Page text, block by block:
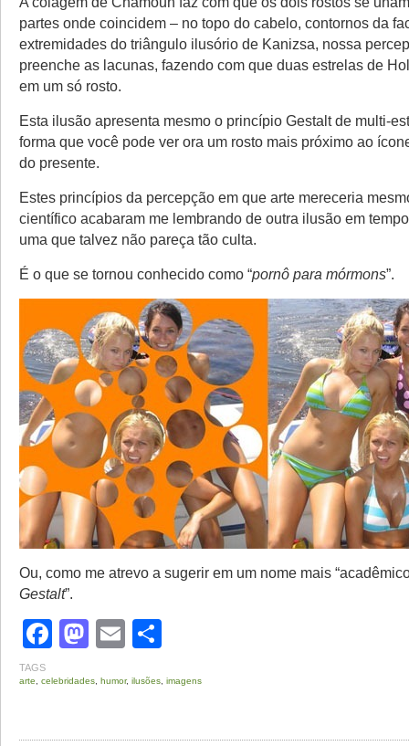
partes onde coincidem – no topo do cabelo, contornos da
extremidades do triângulo ilusório de Kanizsa, nossa
preenche as lacunas, fazendo com que duas estrelas de
em um só rosto.
Esta ilusão apresenta mesmo o princípio Gestalt de multi-
forma que você pode ver ora um rosto mais próximo ao
do presente.
Estes princípios da percepção em que arte mereceria
científico acabaram me lembrando de outra ilusão em
uma que talvez não pareça tão culta.
É o que se tornou conhecido como “pornô para mórmons”.
Ou, como me atrevo a sugerir em um nome mais
Gestalt”.
Facebook
Mastodon
Email
TAGS
arte celebridades humor, ilusões imagens